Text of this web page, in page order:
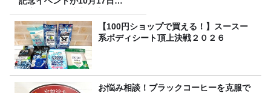
（土）に開催決定！本日より
FC先行受付スタート！【100円ショップで買える！】スースー
系ボディシート頂上決戦２０２６
お悩み相談！ブラックコーヒーを克服で